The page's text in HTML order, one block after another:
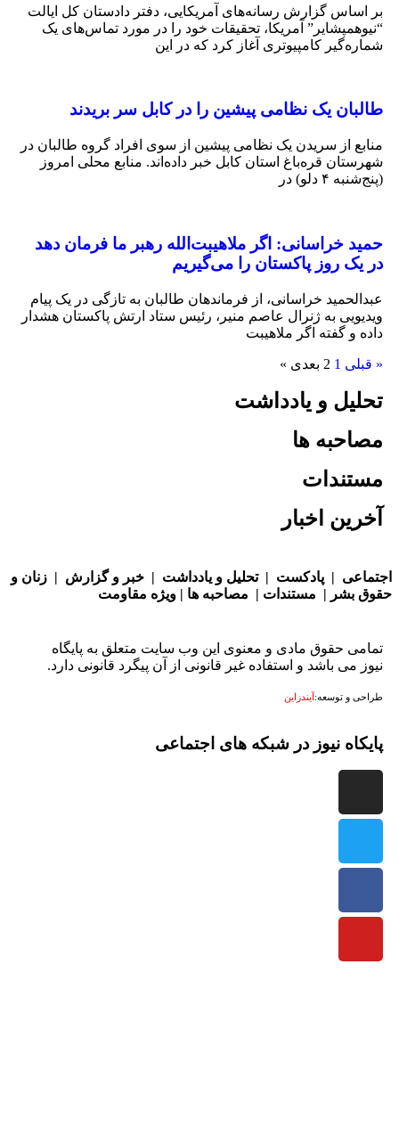
گزارش رسانه‌های آمریکایی، دفتر دادستان کل ایالت
آمریکا، تحقیقات خود را در مورد تماس‌های یک
کامپیوتری آغاز کرد که در این
یک نظامی پیشین را در کابل سر بریدند
از سریدن یک نظامی پیشین از سوی افراد گروه طالبان در
قره‌باغ استان کابل خبر داده‌اند. منابع محلی امروز
۴ دلو) در
خراسانی: اگر ملاهیبت‌الله رهبر ما فرمان دهد
روز پاکستان را می‌گیریم
خراسانی، از فرماندهان طالبان به تازگی در یک پیام
به ژنرال عاصم منیر، رئیس ستاد ارتش پاکستان هشدار
و گفته اگر ملاهیبت
1
2 بعدی »
و یادداشت
ها
اخبار
|پادکست|تحلیل و یادداشت|خبر و گزارش| زنان و
بشر| مستندات|مصاحبه ها|ویژه مقاومت
حقوق مادی و معنوی این وب سایت متعلق به پایگاه
می باشد و استفاده غیر قانونی از آن پیگرد قانونی دارد.
و توسعه: آیندزاین
نیوز در شبکه های اجتماعی